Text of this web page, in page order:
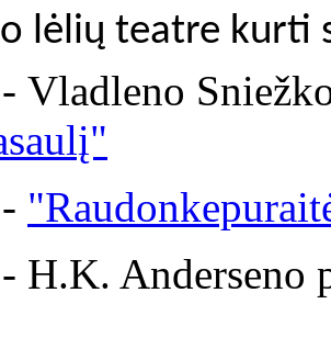
lėlių teatre kurti
Vladleno
H.K. Anderseno